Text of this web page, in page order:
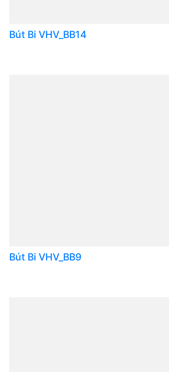
Bút Bi VHV_BB14
Bút Bi VHV_BB9